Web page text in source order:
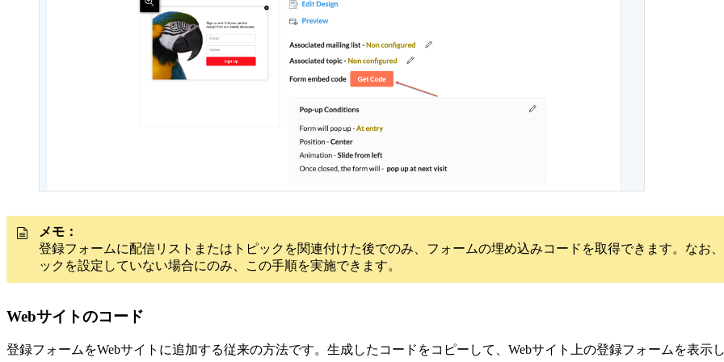
メモ：
登録フォームに配信リストまたはトピックを関連付けた後でのみ、フォームの埋め込みコードを取得できます。 なお
ックを設定していない場合にのみ、この手順を実施できます。
Webサイトのコード
登録フォームをWebサイトに追加する従来の方法です。生成したコードをコピーして、Webサイト上の登録フォームを表示